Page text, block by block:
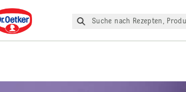
Dr. Oetker
Suche nach Rezepten,